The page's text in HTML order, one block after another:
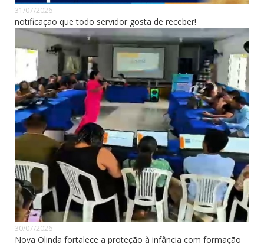
31/07/2026
notificação que todo servidor gosta de receber!
30/07/2026
Nova Olinda fortalece a proteção à infância com formação